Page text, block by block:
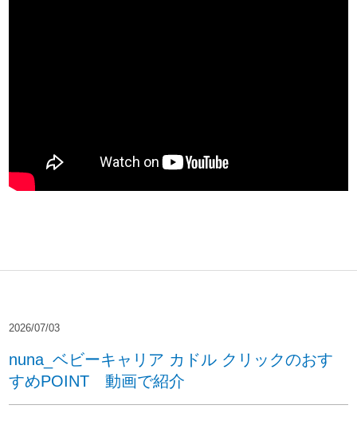
2026/07/03
nuna_ベビーキャリア カドル クリックのおす
すめPOINT 動画で紹介